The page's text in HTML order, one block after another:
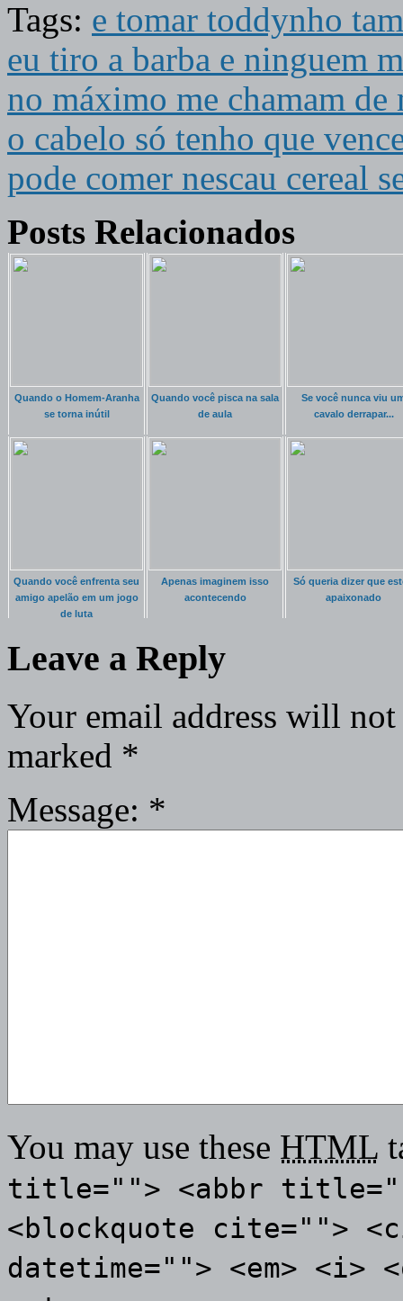
Tags: e tomar toddynho
eu tiro a barba e ninguem
no máximo me chamam de
o cabelo só tenho que
pode comer nescau cereal
Posts Relacionados
Quando o Homem-Aranha
se torna inútil
Quando você pisca na sala
de aula
Se você nunca viu
cavalo derrapar...
Quando você enfrenta seu
amigo apelão em um jogo
de luta
Apenas imaginem isso
acontecendo
Só queria dizer que
apaixonado
Leave a Reply
Your email address will
marked *
Message: *
You may use these HTML
title=""> <abbr
<blockquote cite="">
datetime=""> <em> <i>